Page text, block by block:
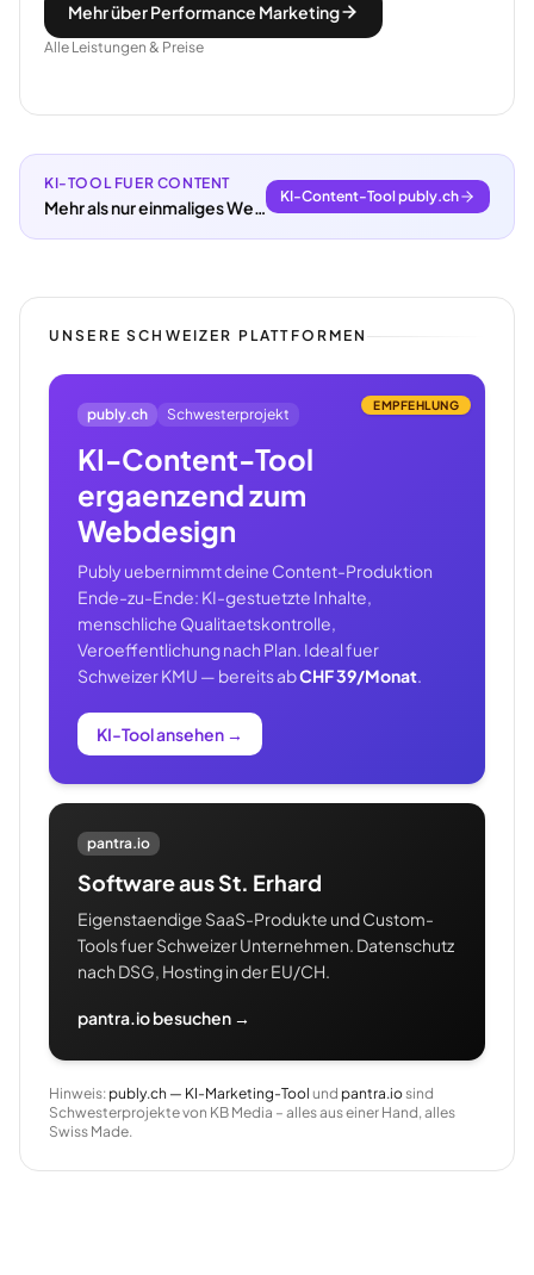
Mehr über Performance Marketing
Alle Leistungen & Preise
KI-TOOL FUER CONTENT
Mehr als nur einmaliges Webdesign.
KI-Content-Tool publy.ch
UNSERE SCHWEIZER PLATTFORMEN
EMPFEHLUNG
publy.ch Schwesterprojekt
KI-Content-Tool
ergaenzend zum
Webdesign
Publy uebernimmt deine Content-Produktion
Ende-zu-Ende: KI-gestuetzte Inhalte,
menschliche Qualitaetskontrolle,
Veroeffentlichung nach Plan. Ideal fuer
Schweizer KMU — bereits abCHF 39/Monat.
KI-Tool ansehen →
pantra.io
Software aus St. Erhard
Eigenstaendige SaaS-Produkte und Custom-
Tools fuer Schweizer Unternehmen. Datenschutz
nach DSG, Hosting in der EU/CH.
pantra.io besuchen →
Hinweis: publy.ch — KI-Marketing-Tool und pantra.iosind
Schwesterprojekte von KB Media – alles aus einer Hand, alles
Swiss Made.